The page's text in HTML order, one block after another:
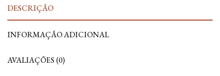
DESCRIÇÃO
INFORMAÇÃO ADICIONAL
AVALIAÇÕES (0)